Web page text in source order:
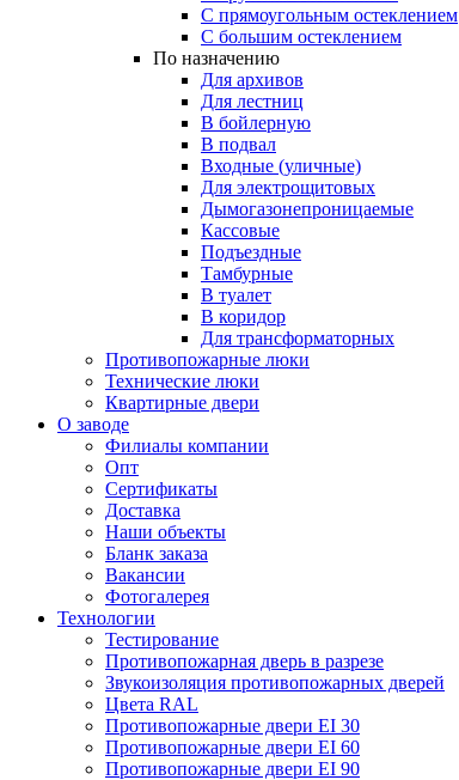
С прямоугольным остеклением
С большим остеклением
По назначению
Для архивов
Для лестниц
В бойлерную
В подвал
Входные (уличные)
Для электрощитовых
Дымогазонепроницаемые
Кассовые
Подъездные
Тамбурные
В туалет
В коридор
Для трансформаторных
Противопожарные люки
Технические люки
Квартирные двери
О заводе
Филиалы компании
Опт
Сертификаты
Доставка
Наши объекты
Бланк заказа
Вакансии
Фотогалерея
Технологии
Тестирование
Противопожарная дверь в разрезе
Звукоизоляция противопожарных дверей
Цвета RAL
Противопожарные двери EI 30
Противопожарные двери EI 60
Противопожарные двери EI 90